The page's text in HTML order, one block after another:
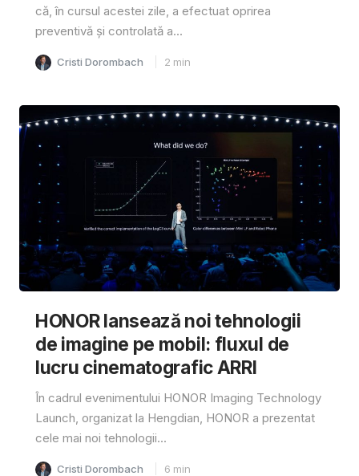
că, în cursul acestei zile, a efectuat oprirea
preventivă și controlată a...
Cristi Dorombach 2 min
HONOR lansează noi tehnologii
de imagine pe mobil: fluxul de
lucru cinematografic ARRI
În cadrul evenimentului HONOR Imaging Technology
Launch, organizat la Hengdian, HONOR a prezentat
cele mai noi tehnologii...
Cristi Dorombach 6 min